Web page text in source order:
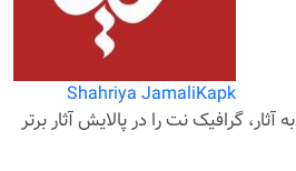
Shahriya JamaliKapk
به آثار، گرافیک نت را در پالایش آثار برتر